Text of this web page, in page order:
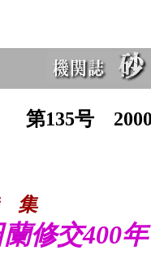
第135号
蘭修交400年